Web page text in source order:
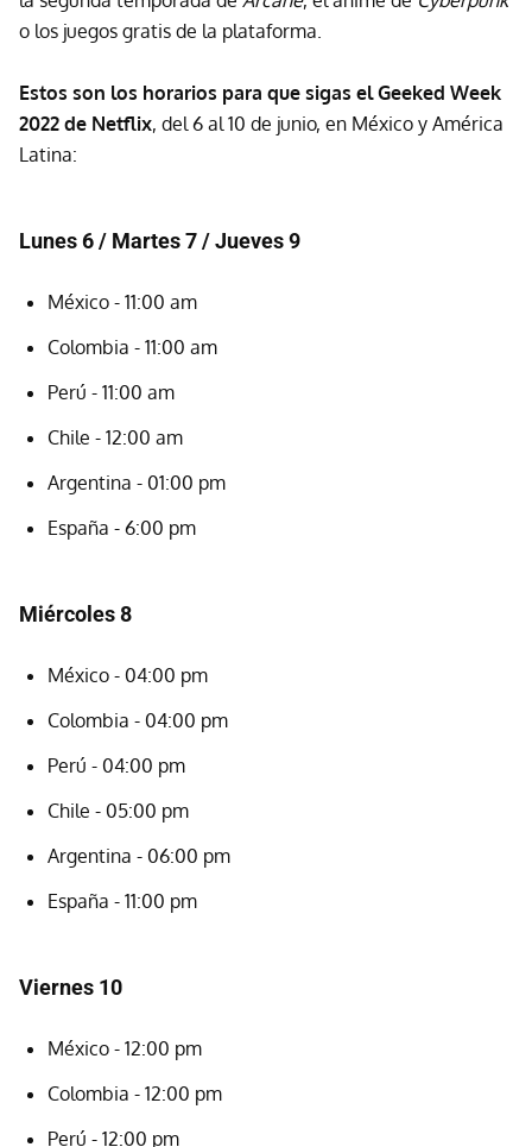
o los juegos gratis de la plataforma.
Estos son los horarios para que sigas el Geeked Week
2022 de Netflix, del 6 al 10 de junio, en México y América
Latina:
Lunes 6 / Martes 7 / Jueves 9
México - 11:00 am
Colombia - 11:00 am
Perú - 11:00 am
Chile - 12:00 am
Argentina - 01:00 pm
España - 6:00 pm
Miércoles 8
México - 04:00 pm
Colombia - 04:00 pm
Perú - 04:00 pm
Chile - 05:00 pm
Argentina - 06:00 pm
España - 11:00 pm
Viernes 10
México - 12:00 pm
Colombia - 12:00 pm
Perú - 12:00 pm